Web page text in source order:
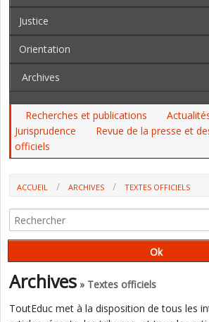
Justice
Orientation
Archives
Recherches et publications
Jurisprudence
Revue de la presse et
officiels
ACCUEIL ARCHIVES
TEXTES OFFICIELS
RECRUTEMENTS EN, LES PERSONNELS À
L'ONED...
Archives » Textes officiels
ToutEduc met à la disposition de tous les